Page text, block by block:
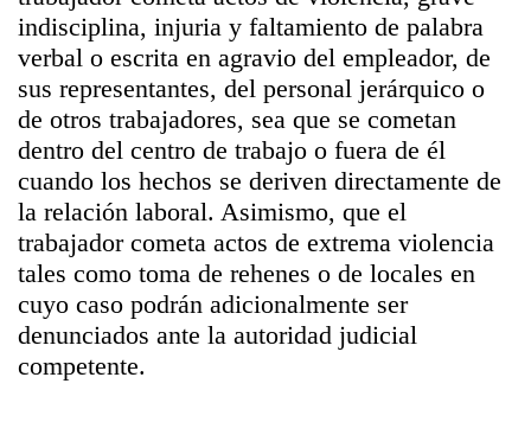
indisciplina, injuria y faltamiento de palabra
verbal o escrita en agravio del empleador, de
sus representantes, del personal jerárquico o
de otros trabajadores, sea que se cometan
dentro del centro de trabajo o fuera de él
cuando los hechos se deriven directamente de
la relación laboral. Asimismo, que el
trabajador cometa actos de extrema violencia
tales como toma de rehenes o de locales en
cuyo caso podrán adicionalmente ser
denunciados ante la autoridad judicial
competente.